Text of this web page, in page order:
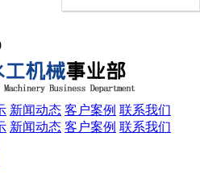
新闻动态 客户案例 联系我们
新闻动态 客户案例 联系我们